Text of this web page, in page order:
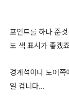
포인트를 하나 준
도 색 표시가 좋겠
경계석이나 도어
일 겁니다...